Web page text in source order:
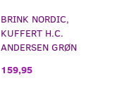
BRINK NORDIC,
KUFFERT H.C.
ANDERSEN GRØN
159,95